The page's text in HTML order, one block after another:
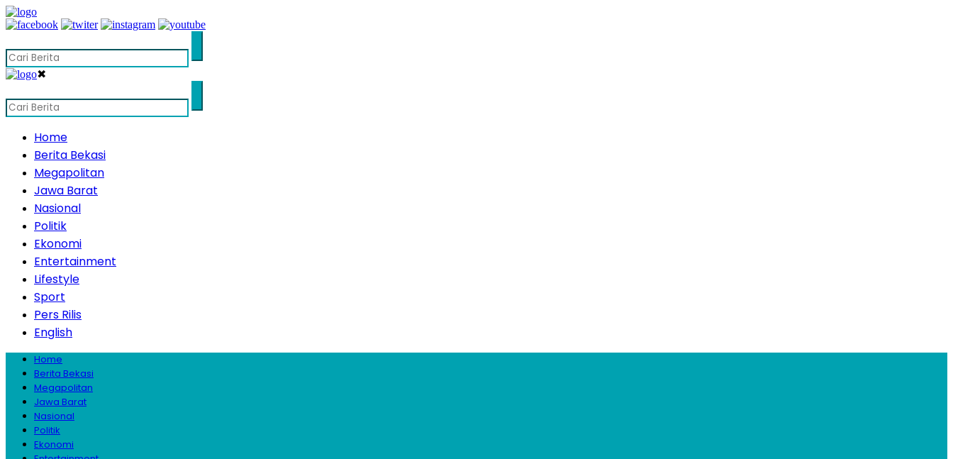
✖
Home
Berita Bekasi
Megapolitan
Jawa Barat
Nasional
Politik
Ekonomi
Entertainment
Lifestyle
Sport
Pers Rilis
English
Home
Berita Bekasi
Megapolitan
Jawa Barat
Nasional
Politik
Ekonomi